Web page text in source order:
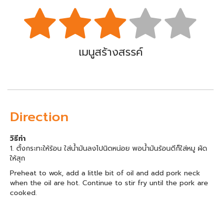
เมนูสร้างสรรค์
Direction
วิธีทำ
1. ตั้งกระทะให้ร้อน ใส่น้ำมันลงไปนิดหน่อย พอน้ำมันร้อนดีก็ใส่หมู ผัด
ให้สุก
Preheat to wok, add a little bit of oil and add pork neck
when the oil are hot. Continue to stir fry until the pork are
cooked.